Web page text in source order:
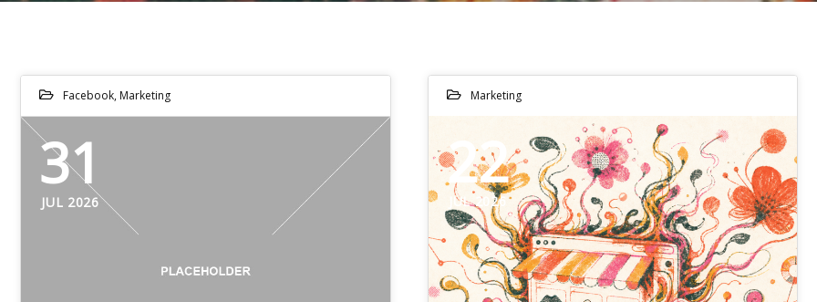
Facebook, Marketing
31
JUL 2026
Marketing
22
JUL 2026